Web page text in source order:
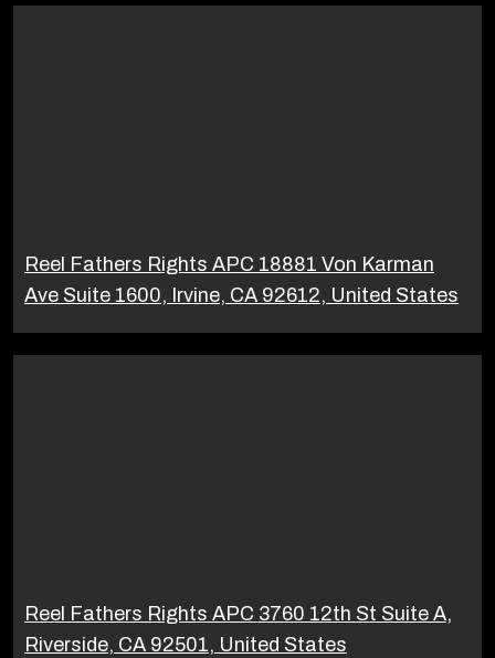
Reel Fathers Rights APC 18881 Von Karman
Ave Suite 1600, Irvine, CA 92612, United States
Reel Fathers Rights APC 3760 12th St Suite A,
Riverside, CA 92501, United States